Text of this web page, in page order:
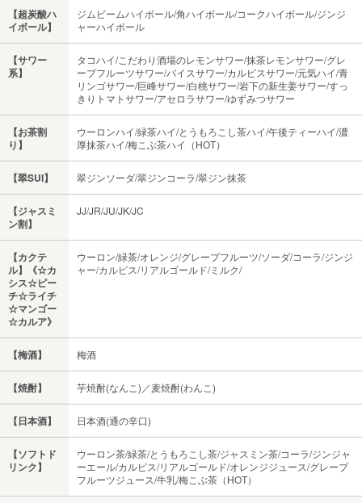
【超炭酸ハ
イボール】
ジムビームハイボール/角ハイボール/コークハイボール/ジンジ
ャーハイボール
【サワー
系】
タコハイ/こだわり酒場のレモンサワー/抹茶レモンサワー/グレ
ープフルーツサワー/バイスサワー/カルピスサワー/元気ハイ/青
リンゴサワー/巨峰サワー/白桃サワー/岩下の新生姜サワー/すっ
きりトマトサワー/アセロラサワー/ゆずみつサワー
【お茶割
り】
ウーロンハイ/緑茶ハイ/とうもろこし茶ハイ/午後ティーハイ/濃
厚抹茶ハイ/梅こぶ茶ハイ（HOT）
【翠SUI】 翠ジンソーダ/翠ジンコーラ/翠ジン抹茶
【ジャスミ
ン割】
JJ/JR/JU/JK/JC
【カクテ
ル】《☆カ
シス☆ピー
チ☆ライチ
☆マンゴー
☆カルア》
ウーロン/緑茶/オレンジ/グレープフルーツ/ソーダ/コーラ/ジンジ
ャー/カルピス/リアルゴールド/ミルク/
【梅酒】 梅酒
【焼酎】 芋焼酎(なんこ)／麦焼酎(わんこ)
【日本酒】 日本酒(通の辛口)
【ソフトド
リンク】
ウーロン茶/緑茶/とうもろこし茶/ジャスミン茶/コーラ/ジンジャ
ーエール/カルピス/リアルゴールド/オレンジジュース/グレープ
フルーツジュース/牛乳/梅こぶ茶（HOT）